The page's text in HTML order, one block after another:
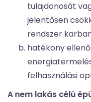
tulajdonosát
jelentősen
rendszer
hatékony
felhasználási
A nem lakás célú